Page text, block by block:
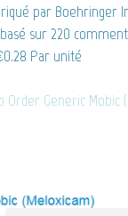
par Boehringer
sur220
Par unité
Generic Mobic